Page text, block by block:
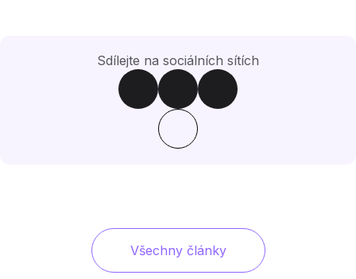
Sdílejte na sociálních sítích
Všechny články